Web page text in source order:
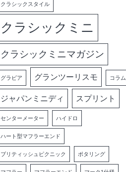
クラシックスタイル
クラシックミニ
クラシックミニマガジン
グラビア グランツーリスモ コラム
ジャパンミニディ スプリント
センターメーター ハイドロ
ハート型マフラーエンド
ブリティッシュピクニック ポタリング